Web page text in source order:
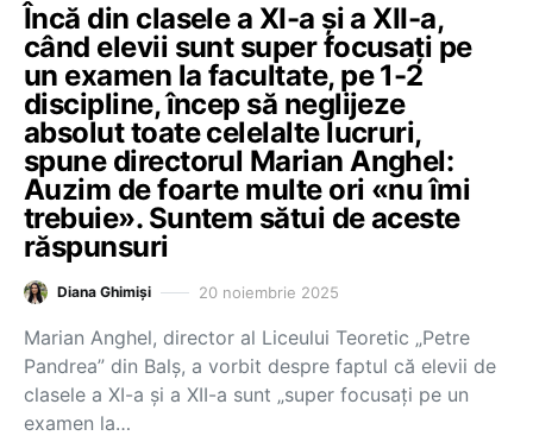
Încă din clasele a XI-a și a XII-a,
când elevii sunt super focusați pe
un examen la facultate, pe 1-2
discipline, încep să neglijeze
absolut toate celelalte lucruri,
spune directorul Marian Anghel:
Auzim de foarte multe ori «nu îmi
trebuie». Suntem sătui de aceste
răspunsuri
Diana Ghimiși 20 noiembrie 2025
Marian Anghel, director al Liceului Teoretic „Petre
Pandrea” din Balș, a vorbit despre faptul că elevii de
clasele a XI-a și a XII-a sunt „super focusați pe un
examen la…